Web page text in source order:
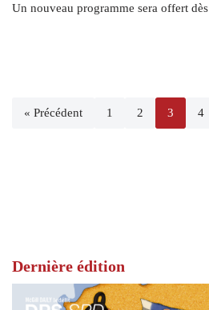
Un nouveau programme sera offert
« Précédent 1 2 3 4
Dernière édition